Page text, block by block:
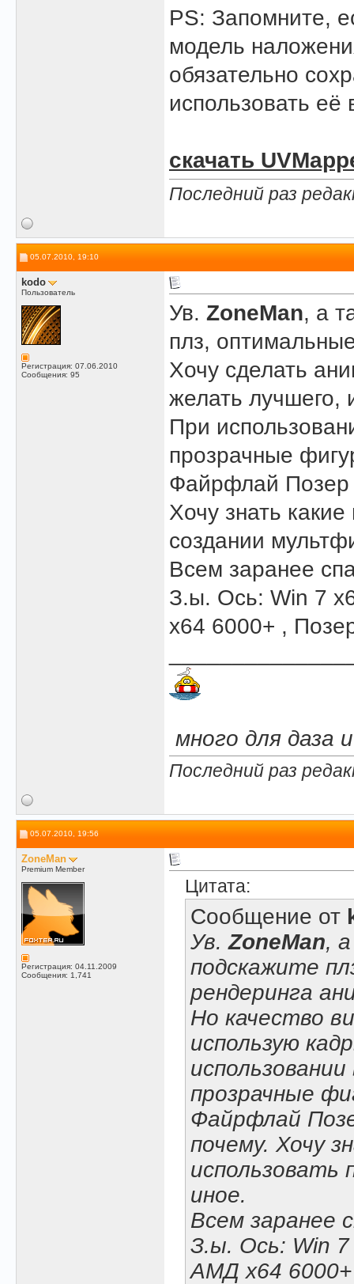
PS: Запомните,
модель
обязательно
использовать её
скачать
Последний раз
05.07.2010, 19:10
kodo
Пользователь
Регистрация: 07.06.2010
Сообщения: 95
Ув. ZoneMan, а
плз,
Хочу сделать
желать лучшего,
При
прозрачные
Файрфлай Позер
Хочу знать
создании
Всем заранее
З.ы. Ось: Win 7
х64 6000+ ,
много для даза
Последний раз
05.07.2010, 19:56
ZoneMan
Premium Member
Регистрация: 04.11.2009
Сообщения: 1,741
Цитата:
Сообщение от
Ув.ZoneMan,
подскажите
рендеринга
Но качество
использую
прозрачные
Файрфлай
почему. Хочу
использовать
иное.
Всем заранее
З.ы. Ось: Win 7
АМД х64 6000+